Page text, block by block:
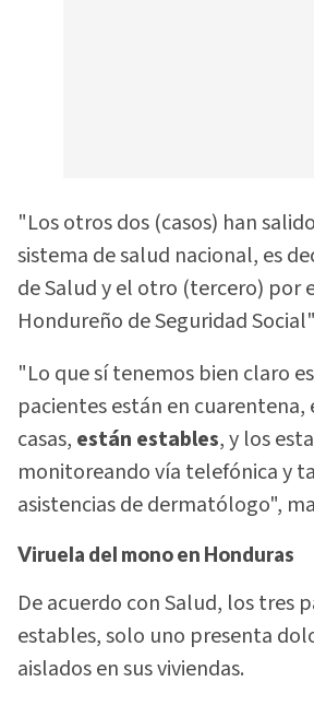
"Los otros dos (casos) han
sistema de salud nacional, es
de Salud y el otro (tercero) por
Hondureño de Seguridad
"Lo que sí tenemos bien claro
pacientes están en cuarentena,
casas, están estables, y los
monitoreando vía telefónica y
asistencias de dermatólogo",
Viruela del mono en Honduras
De acuerdo con Salud, los tres
estables, solo uno presenta
aislados en sus viviendas.